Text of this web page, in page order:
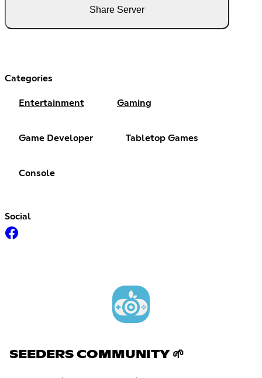
Share Server
Categories
Entertainment Gaming
Game Developer Tabletop Games
Console
Social
SEEDERS COMMUNITY 🌱